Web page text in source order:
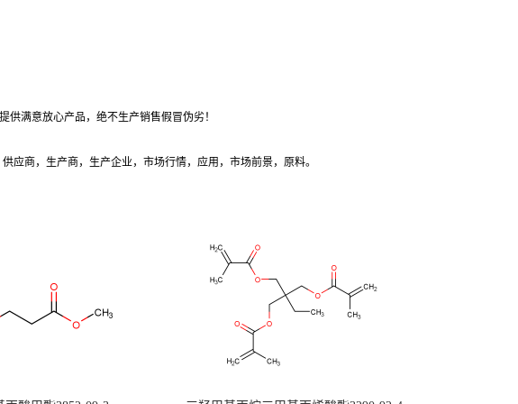
满意放心产品，绝不生产销售假冒伪劣！
应商，生产商，生产企业，市场行情，应用，市场前景，原料。